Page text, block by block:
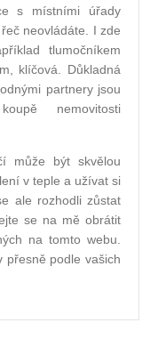
s místními úřady
neovládáte. I zde
tlumočníkem
klíčová. Důkladná
partnery jsou
nemovitosti
může být skvělou
v teple a užívat si
ale rozhodli zůstat
se na mě obrátit
na tomto webu.
přesně podle vašich